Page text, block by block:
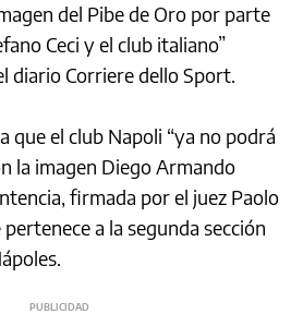
del Pibe de Oro por parte
Ceci y el club italiano”
diario Corriere dello Sport.
que el club Napoli “ya no podrá
la imagen Diego Armando
firmada por el juez Paolo
a la segunda sección